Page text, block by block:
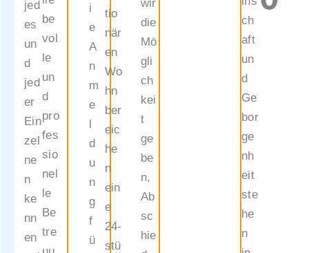
jed
es
un
d
jed
er
Ein
zel
ne
n
ke
nn
en
be
vol
le
un
d
pro
fes
sio
nel
le
Be
tre
i
e
A
n
m
e
d
u
n
g
f
ü
tio
när
en
Wo
hn
ber
eic
he
n
ein
e
24-
stü
wir
die
Mö
gli
ch
kei
t
ge
be
n,
Ab
sc
hie
ch
aft
un
d
Ge
bor
ge
nh
eit
ste
he
n